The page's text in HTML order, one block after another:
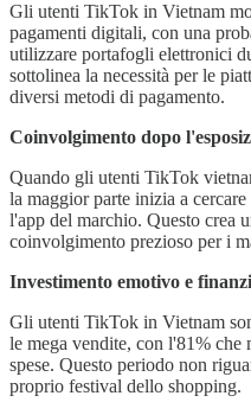
Gli utenti TikTok in Vietnam
pagamenti digitali, con una
utilizzare portafogli elettronici
sottolinea la necessità per le
diversi metodi di pagamento.
Coinvolgimento dopo
Quando gli utenti TikTok
la maggior parte inizia a
l'app del marchio. Questo crea
coinvolgimento prezioso per i
Investimento emotivo e
Gli utenti TikTok in Vietnam
le mega vendite, con l'81% che
spese. Questo periodo non
proprio festival dello shopping.